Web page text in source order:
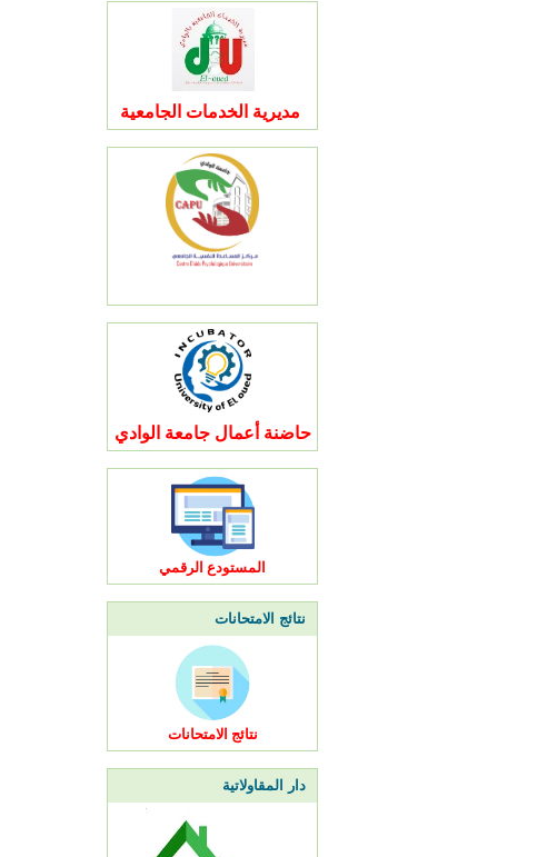
مديرية الخدمات الجامعية
حاضنة أعمال جامعة الوادي
المستودع الرقمي
نتائج الامتحانات
نتائج الامتحانات
دار المقاولاتية